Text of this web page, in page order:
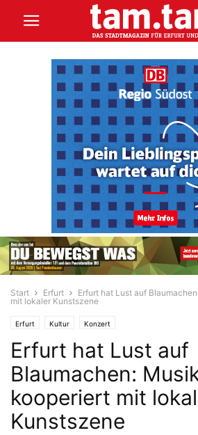
Start Erfurt
Erfurt hat Lust auf
mit lokaler Kunstszene
Erfurt Kultur Konzert
Erfurt hat Lust auf
Blaumachen:
kooperiert mit
Kunstszene